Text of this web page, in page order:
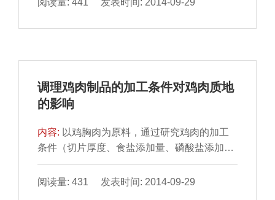
阅读量: 441 发表时间: 2014-09-29
调理鸡肉制品的加工条件对鸡肉质地
的影响
内容: 以鸡胸肉为原料，通过研究鸡肉的加工
条件（切片厚度、食盐添加量、磷酸盐添加量
以及腌制、滚揉和热 处理三段时间）对鸡肉剪
切力、韧性和蒸...
阅读量: 431 发表时间: 2014-09-29